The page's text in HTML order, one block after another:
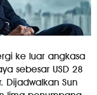
ke luar angkasa
sebesar USD 28
Dijadwalkan Sun